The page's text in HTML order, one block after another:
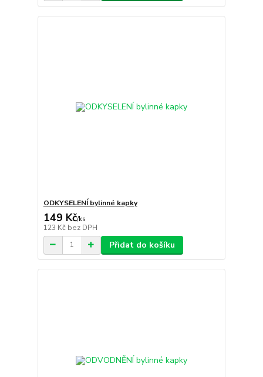
ODKYSELENÍ bylinné kapky
149 Kč/ks
123 Kč bez DPH
Přidat do košíku